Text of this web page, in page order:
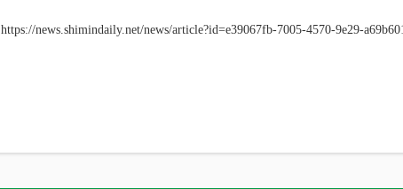
https://news.shimindaily.net/news/article?id=e39067fb-7005-4570-9e29-